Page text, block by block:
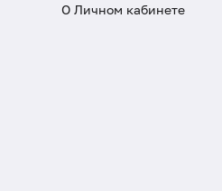
О Личном кабинете